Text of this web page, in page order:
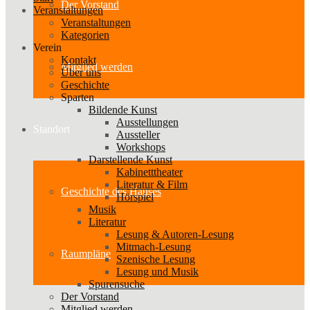
Der Vorstand
Mitglied werden
Standort
Geschichte des Hauses
Raumpläne
Veranstaltungen
Veranstaltungen
Kategorien
Verein
Kontakt
Über uns
Geschichte
Sparten
Bildende Kunst
Ausstellungen
Aussteller
Workshops
Darstellende Kunst
Kabinetttheater
Literatur & Film
Hörspiel
Musik
Literatur
Lesung & Autoren-Lesung
Mitmach-Lesung
Szenische Lesung
Lesung und Musik
Spurensuche
Der Vorstand